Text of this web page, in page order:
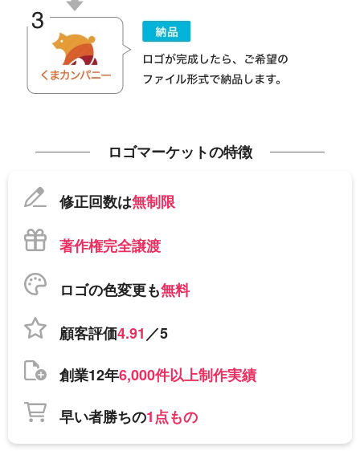
ロゴマーケットの特徴
修正回数は無制限
著作権完全譲渡
ロゴの色変更も無料
顧客評価4.91／5
創業12年6,000件以上制作実績
早い者勝ちの1点もの